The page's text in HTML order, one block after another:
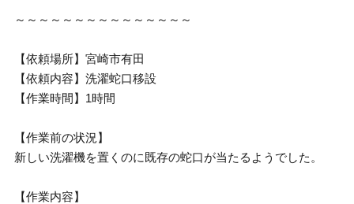
～～～～～～～～～～～～～～～
【依頼場所】宮崎市有田
【依頼内容】洗濯蛇口移設
【作業時間】1時間
【作業前の状況】
新しい洗濯機を置くのに既存の蛇口が当たるようでした。
【作業内容】